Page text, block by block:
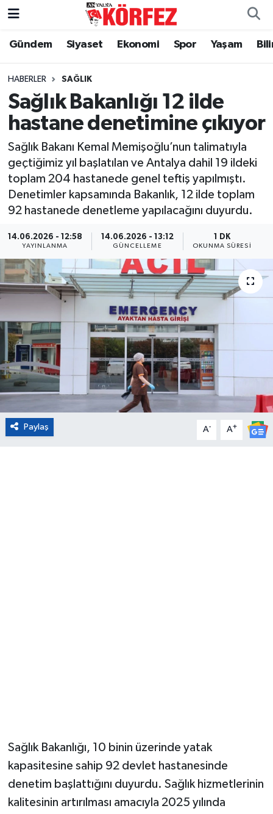
Gündem Siyaset Ekonomi Spor Yaşam
HABERLER SAĞLIK
Sağlık Bakanlığı 12 ilde
hastane denetimine çıkıyor
Sağlık Bakanı Kemal Memişoğlu’nun talimatıyla
geçtiğimiz yıl başlatılan ve Antalya dahil 19 ildeki
toplam 204 hastanede genel teftiş yapılmıştı.
Denetimler kapsamında Bakanlık, 12 ilde toplam
92 hastanede denetleme yapılacağını duyurdu.
14.06.2026 - 12:58
YAYINLANMA
14.06.2026 - 13:12
GÜNCELLEME
1 DK
OKUNMA SÜRESI
Paylaş A- A+
Sağlık Bakanlığı, 10 binin üzerinde yatak
kapasitesine sahip 92 devlet hastanesinde
denetim başlattığını duyurdu. Sağlık hizmetlerinin
kalitesinin artırılması amacıyla 2025 yılında
Gündem
Siyaset
Yerel Yönetim
Spor
Yaşam
Asayiş
Dünya
Eğitim
Sağlık
Magazin
Turizm
Çevre
Nöbetçi Eczaneler
Hava Durumu
Trafik Durumu
Tüm Manşetler
Son Dakika Haberleri
Haber Arşivi